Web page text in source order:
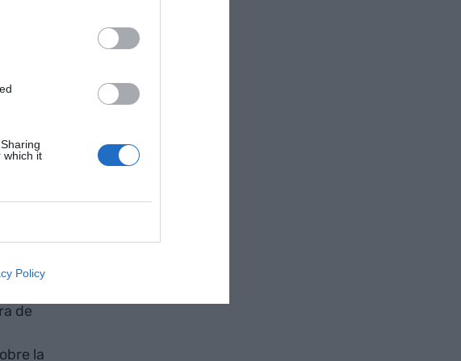
which it
Policy
y
bonos
plan
año
de
la